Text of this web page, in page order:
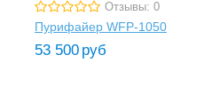
Отзывы: 0
Пурифайер WFP-1050
53 500 руб